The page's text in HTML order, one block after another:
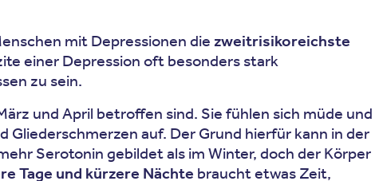
mit Depressionen die zweitrisikoreichste
einer Depression oft besonders stark
zu sein.
und April betroffen sind. Sie fühlen sich müde und
auf. Der Grund hierfür kann in der
Serotonin gebildet als im Winter, doch der Körper
Tage und kürzere Nächte braucht etwas Zeit,